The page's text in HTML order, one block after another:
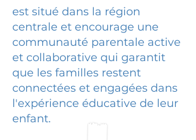
est situé dans la région
centrale et encourage une
communauté parentale active
et collaborative qui garantit
que les familles restent
connectées et engagées dans
l'expérience éducative de leur
enfant.